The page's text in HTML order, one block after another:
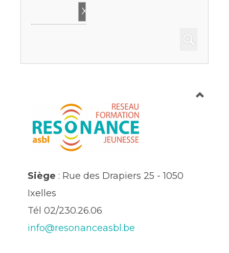
Siège : Rue des Drapiers 25 - 1050
Ixelles
Tél 02/230.26.06
info@resonanceasbl.be